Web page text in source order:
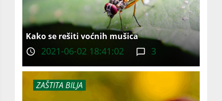
Kako se rešiti voćnih mušica
2021-06-02 18:41:02 3
ZAŠTITA BILJA